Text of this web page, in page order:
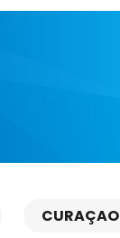
CURAÇAO